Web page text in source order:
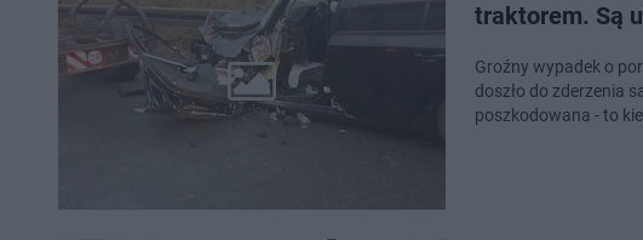
traktorem. Są
Groźny wypadek o
doszło do zderzenia
poszkodowana - to